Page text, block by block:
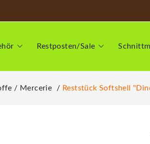
Restposten/Sale
/ Mercerie Reststück Softshell